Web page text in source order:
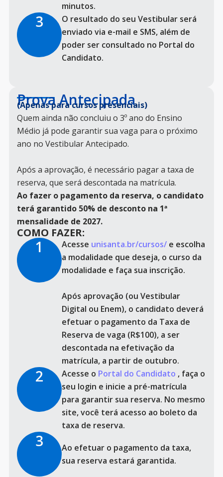
minutos.
3
O resultado do seu Vestibular será
enviado via e-mail e SMS, além de
poder ser consultado no Portal do
Candidato.
Prova Antecipada
(Apenas para cursos presenciais)
Quem ainda não concluiu o 3º ano do Ensino
Médio já pode garantir sua vaga para o próximo
ano no Vestibular Antecipado.
Após a aprovação, é necessário pagar a taxa de
reserva, que será descontada na matrícula.
Ao fazer o pagamento da reserva, o candidato
terá garantido 50% de desconto na 1ª
mensalidade de 2027.
COMO FAZER:
1 Acesse unisanta.br/cursos/ e escolha
a modalidade que deseja, o curso da
modalidade e faça sua inscrição.
Após aprovação (ou Vestibular
Digital ou Enem), o candidato deverá
efetuar o pagamento da Taxa de
Reserva de vaga (R$100), a ser
descontada na efetivação da
matrícula, a partir de outubro.
2 Acesse o Portal do Candidato , faça o
seu login e inicie a pré-matrícula
para garantir sua reserva. No mesmo
site, você terá acesso ao boleto da
taxa de reserva.
3
Ao efetuar o pagamento da taxa,
sua reserva estará garantida.